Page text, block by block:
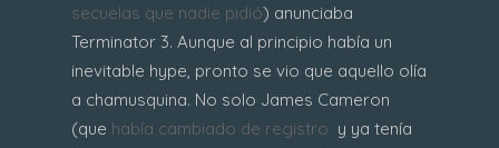
secuelas que nadie pidió) anunciaba
Terminator 3. Aunque al principio había un
inevitable hype, pronto se vio que aquello olía
a chamusquina. No solo James Cameron
(que había cambiado de registro y ya tenía